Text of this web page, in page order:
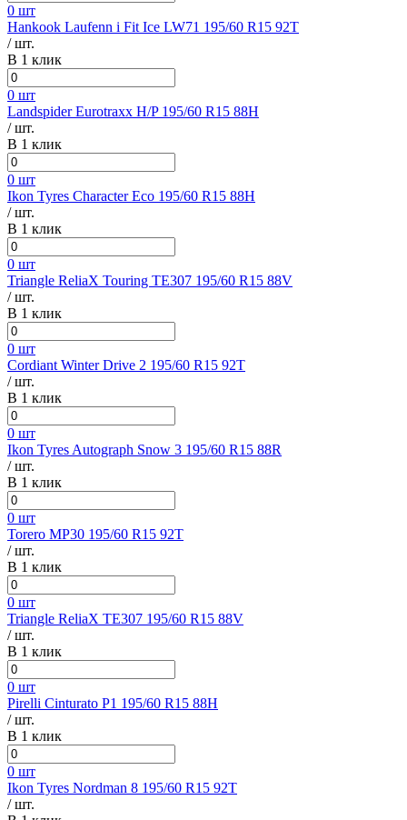
0 шт
Hankook Laufenn i Fit Ice LW71 195/60 R15 92T
/ шт.
В 1 клик
0 шт
Landspider Eurotraxx H/P 195/60 R15 88H
/ шт.
В 1 клик
0 шт
Ikon Tyres Character Eco 195/60 R15 88H
/ шт.
В 1 клик
0 шт
Triangle ReliaX Touring TE307 195/60 R15 88V
/ шт.
В 1 клик
0 шт
Cordiant Winter Drive 2 195/60 R15 92T
/ шт.
В 1 клик
0 шт
Ikon Tyres Autograph Snow 3 195/60 R15 88R
/ шт.
В 1 клик
0 шт
Torero MP30 195/60 R15 92T
/ шт.
В 1 клик
0 шт
Triangle ReliaX TE307 195/60 R15 88V
/ шт.
В 1 клик
0 шт
Pirelli Cinturato P1 195/60 R15 88H
/ шт.
В 1 клик
0 шт
Ikon Tyres Nordman 8 195/60 R15 92T
/ шт.